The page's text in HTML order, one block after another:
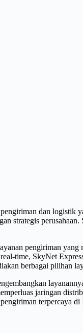
dan
strategis
pengiriman
time, SkyNet
berbagai pilihan
jaringan
terpercaya